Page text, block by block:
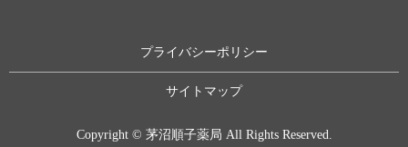
プライバシーポリシー
サイトマップ
Copyright © 茅沼順子薬局 All Rights Reserved.